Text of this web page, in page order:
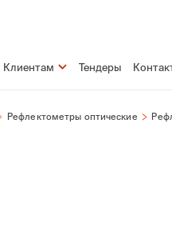
Клиентам Тендеры
Рефлектометры оптические